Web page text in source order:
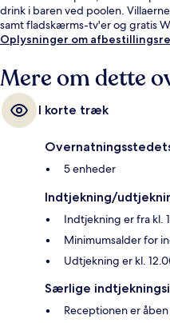
drink i baren ved poolen.
samt fladskærms-tv'er og gratis
Oplysninger om
Mere om dette
I korte træk
5 enheder
Indtjekning/
Indtjekning er fra kl.
Minimumsalder for
Udtjekning er kl.
Særlige
Receptionen er